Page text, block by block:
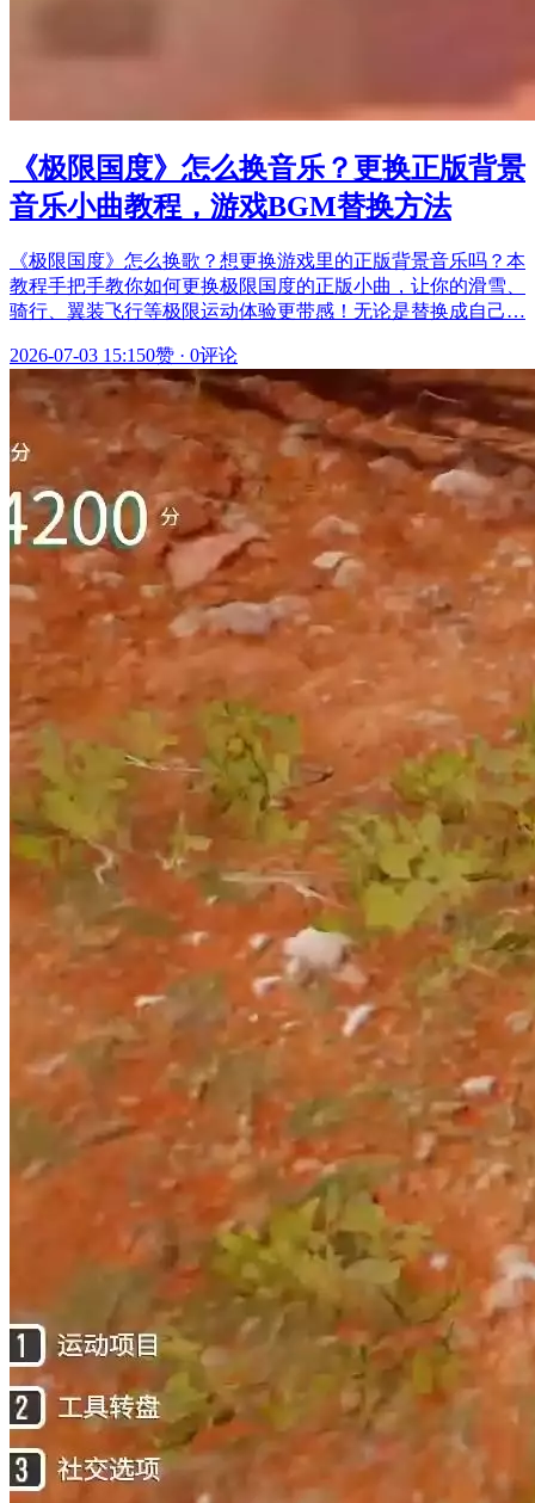
《极限国度》怎么换音乐？更换正版背景
音乐小曲教程，游戏BGM替换方法
《极限国度》怎么换歌？想更换游戏里的正版背景音乐吗？本
教程手把手教你如何更换极限国度的正版小曲，让你的滑雪、
骑行、翼装飞行等极限运动体验更带感！无论是替换成自己…
2026-07-03 15:150赞 · 0评论